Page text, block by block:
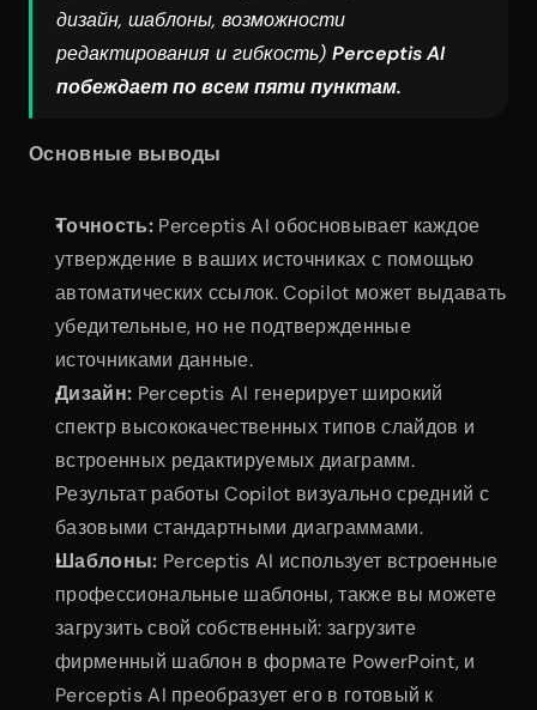
дизайн, шаблоны, возможности
редактирования и гибкость) Perceptis AI
побеждает по всем пяти пунктам.
Основные выводы
Точность: Perceptis AI обосновывает каждое
утверждение в ваших источниках с помощью
автоматических ссылок. Copilot может выдавать
убедительные, но не подтвержденные
источниками данные.
Дизайн: Perceptis AI генерирует широкий
спектр высококачественных типов слайдов и
встроенных редактируемых диаграмм.
Результат работы Copilot визуально средний с
базовыми стандартными диаграммами.
Шаблоны: Perceptis AI использует встроенные
профессиональные шаблоны, также вы можете
загрузить свой собственный: загрузите
фирменный шаблон в формате PowerPoint, и
Perceptis AI преобразует его в готовый к